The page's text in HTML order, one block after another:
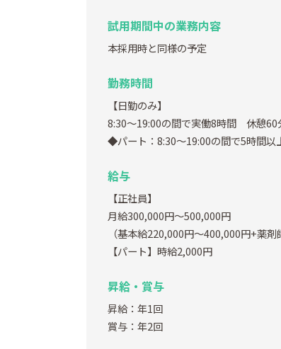
試用期間中の業務内容
本採用時と同様の予定
勤務時間
【日勤のみ】
8:30～19:00の間で実働8時間 休憩60
◆パート：8:30～19:00の間で5時間以
給与
【正社員】
月給300,000円～500,000円
（基本給220,000円～400,000円+薬
【パート】時給2,000円
昇給・賞与
昇給：年1回
賞与：年2回